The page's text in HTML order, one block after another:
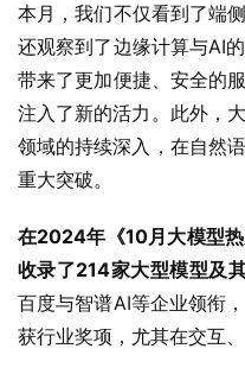
本月，我们不仅看到了端
还观察到了边缘计算与AI
带来了更加便捷、安全的
注入了新的活力。此外，
领域的持续深入，在自然
重大突破。
在2024年《10月大模型
收录了214家大型模型及
百度与智谱AI等企业领衔
获行业奖项，尤其在交互